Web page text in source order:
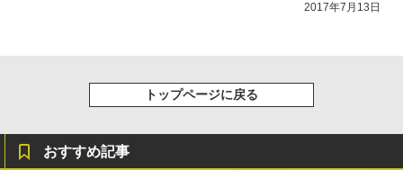
2017年7月13日
トップページに戻る
おすすめ記事